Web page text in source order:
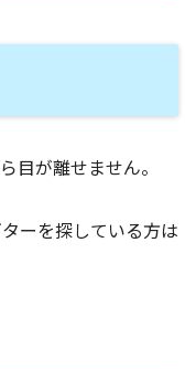
目が離せません。
ーを探している方は